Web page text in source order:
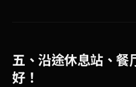
五、沿途休息站、餐
好！